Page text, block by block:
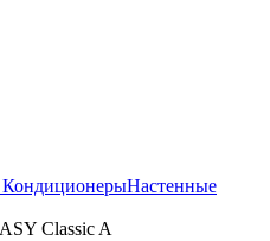
Настенные
Classic A